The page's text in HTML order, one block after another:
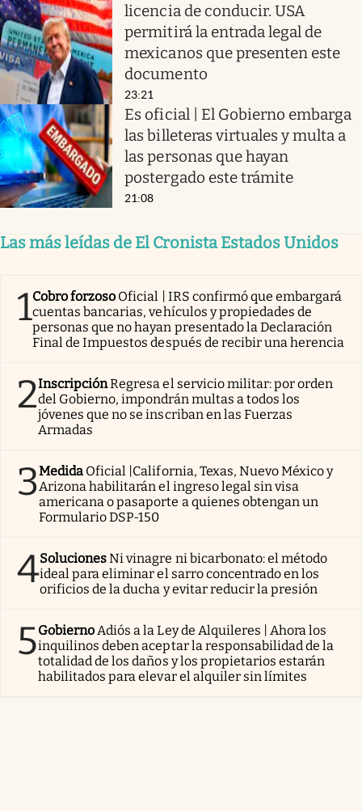
licencia de conducir. USA
permitirá la entrada legal de
mexicanos que presenten este
documento
23:21
Es oficial | El Gobierno embarga
las billeteras virtuales y multa a
las personas que hayan
postergado este trámite
21:08
Las más leídas de El Cronista Estados Unidos
1Cobro forzoso Oficial | IRS confirmó que embargará
cuentas bancarias, vehículos y propiedades de
personas que no hayan presentado la Declaración
Final de Impuestos después de recibir una herencia
2InscripciónRegresa el servicio militar: por orden
del Gobierno, impondrán multas a todos los
jóvenes que no se inscriban en las Fuerzas
Armadas
3Medida Oficial |California, Texas, Nuevo México y
Arizona habilitarán el ingreso legal sin visa
americana o pasaporte a quienes obtengan un
Formulario DSP-150
4SolucionesNi vinagre ni bicarbonato: el método
ideal para eliminar el sarro concentrado en los
orificios de la ducha y evitar reducir la presión
5GobiernoAdiós a la Ley de Alquileres | Ahora los
inquilinos deben aceptar la responsabilidad de la
totalidad de los daños y los propietarios estarán
habilitados para elevar el alquiler sin límites